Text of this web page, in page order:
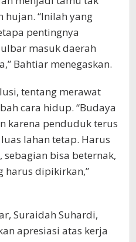
“Inilah yang
pentingnya
masuk daerah
Bahtiar menegaskan.
tentang merawat
cara hidup. “Budaya
karena penduduk terus
lahan tetap. Harus
bisa beternak,
harus dipikirkan,”
Suraidah Suhardi,
apresiasi atas kerja